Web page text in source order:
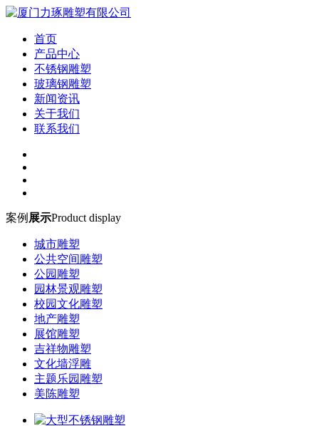
首页
产品中心
不锈钢雕塑
玻璃钢雕塑
新闻资讯
关于我们
联系我们
案例 展示Product display
城市雕塑
公共空间雕塑
公园雕塑
园林景观雕塑
校园文化雕塑
地产雕塑
展馆雕塑
吉祥物雕塑
文化墙浮雕
主题乐园雕塑
美陈雕塑